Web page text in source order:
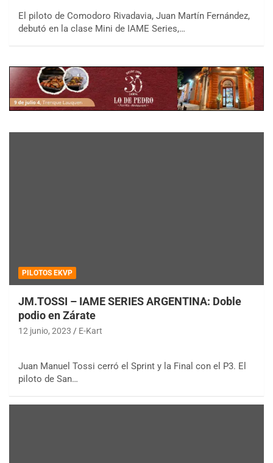
El piloto de Comodoro Rivadavia, Juan Martín Fernández,
debutó en la clase Mini de IAME Series,…
PILOTOS EKVP
JM.TOSSI – IAME SERIES ARGENTINA: Doble
podio en Zárate
12 junio, 2023 E-Kart
Juan Manuel Tossi cerró el Sprint y la Final con el P3. El
piloto de San…